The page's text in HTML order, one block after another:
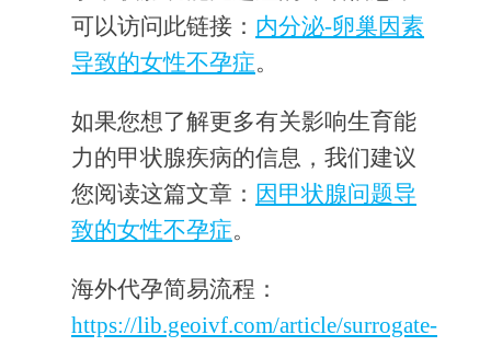
可以访问此链接： 内分泌-卵巢因素
导致的女性不孕症。
如果您想了解更多有关影响生育能
力的甲状腺疾病的信息，我们建议
您阅读这篇文章： 因甲状腺问题导
致的女性不孕症。
海外代孕简易流程：
https://lib.geoivf.com/article/surrogate-